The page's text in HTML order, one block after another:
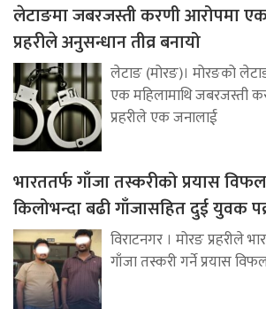
लेटाङमा जबरजस्ती करणी आरोपमा
प्रहरीले अनुसन्धान तीव्र बनायो
लेटाङ (मोरङ)। मोरङको
एक महिलामाथि जबरजस्ती
प्रहरीले एक जनालाई
भारततर्फ गाँजा तस्करीको प्रयास
किलोभन्दा बढी गाँजासहित दुई युवक
विराटनगर । मोरङ प्रहरीले
गाँजा तस्करी गर्ने प्रयास